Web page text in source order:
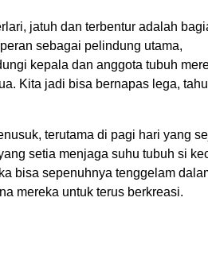
jatuh dan terbentur adalah
sebagai pelindung utama,
kepala dan anggota tubuh
Kita jadi bisa bernapas lega, tahu
terutama di pagi hari yang
setia menjaga suhu tubuh si
bisa sepenuhnya tenggelam
mereka untuk terus berkreasi.